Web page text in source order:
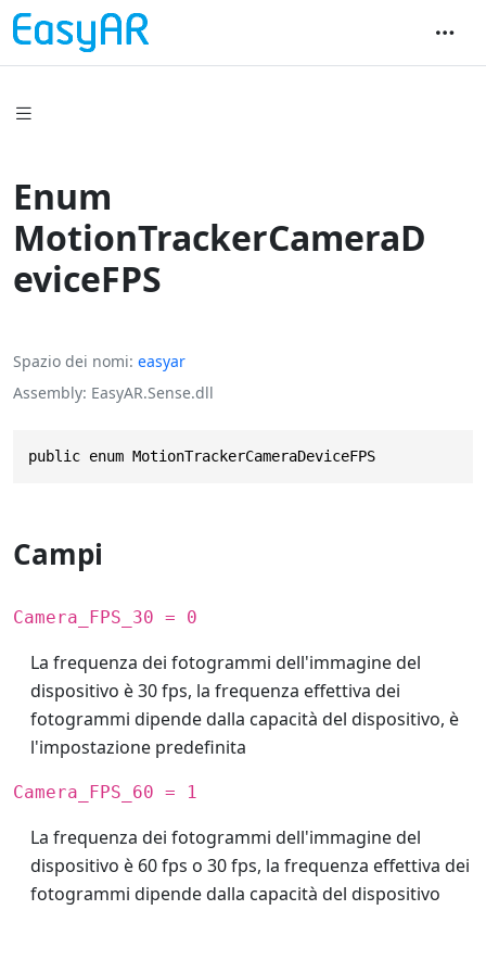
Enum
MotionTrackerCameraD
eviceFPS
Spazio dei nomi easyar
Assembly EasyAR.Sense.dll
public enum MotionTrackerCameraDeviceFPS
Campi
Camera_FPS_30 = 0
La frequenza dei fotogrammi dell'immagine del
dispositivo è 30 fps, la frequenza effettiva dei
fotogrammi dipende dalla capacità del dispositivo, è
l'impostazione predefinita
Camera_FPS_60 = 1
La frequenza dei fotogrammi dell'immagine del
dispositivo è 60 fps o 30 fps, la frequenza effettiva dei
fotogrammi dipende dalla capacità del dispositivo